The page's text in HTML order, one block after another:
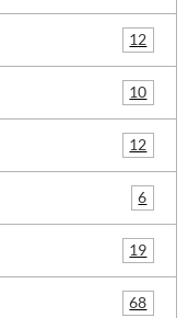
12
10
12
6
19
68